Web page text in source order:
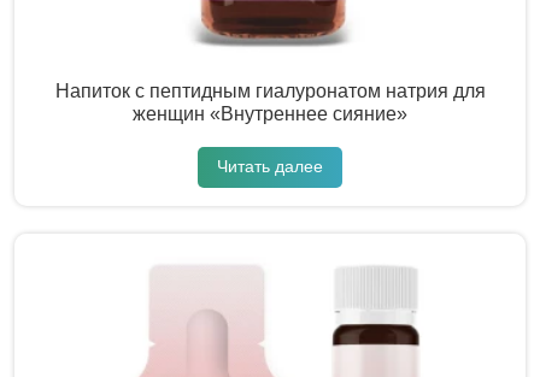
Напиток с пептидным гиалуронатом натрия для
женщин «Внутреннее сияние»
Читать далее